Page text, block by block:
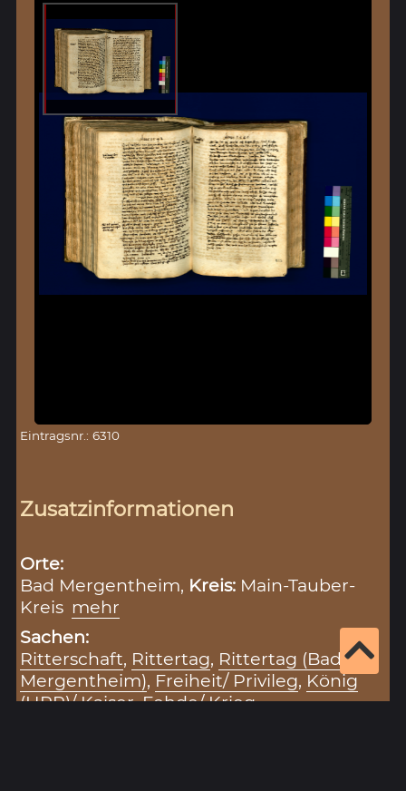
Eintragsnr.: 6310
Zusatzinformationen
Orte:
Bad Mergentheim, Kreis: Main-Tauber-
Kreis mehr
Sachen:
Ritterschaft, Rittertag, Rittertag (Bad
Mergentheim), Freiheit/ Privileg, König
(HRR)/ Kaiser,Fehde/ Krieg